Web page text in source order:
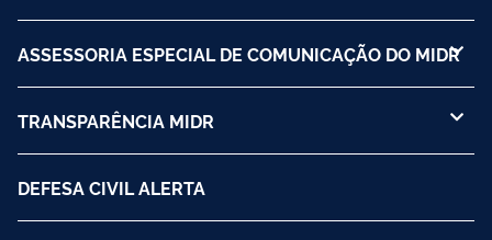
ASSESSORIA ESPECIAL DE COMUNICAÇÃO DO MIDR
TRANSPARÊNCIA MIDR
DEFESA CIVIL ALERTA